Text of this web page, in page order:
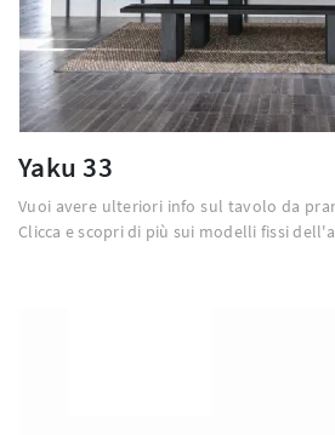
Yaku 33
Vuoi avere ulteriori info sul tavolo da
Clicca e scopri di più sui modelli fissi